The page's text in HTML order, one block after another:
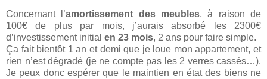
Concernant l’amortissement des meubles, à raison de
100€ de plus par mois, j’aurais absorbé les 2300€
d’investissement initial en 23 mois, 2 ans pour faire simple.
Ça fait bientôt 1 an et demi que je loue mon appartement, et
rien n’est dégradé (je ne compte pas les 2 verres cassés…).
Je peux donc espérer que le maintien en état des biens ne